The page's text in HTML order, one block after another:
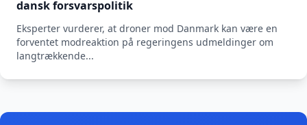
dansk forsvarspolitik
Eksperter vurderer, at droner mod Danmark kan være en
forventet modreaktion på regeringens udmeldinger om
langtrækkende...